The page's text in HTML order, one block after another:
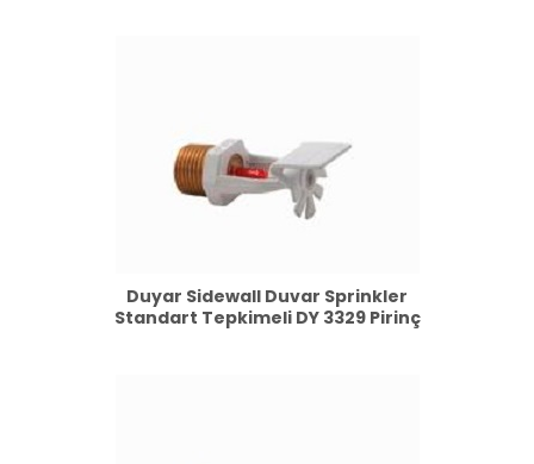
Duyar Sidewall Duvar Sprinkler
Standart Tepkimeli DY 3329 Pirinç